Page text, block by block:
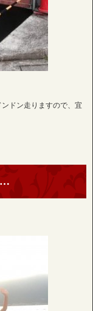
ドン走りますので、宜